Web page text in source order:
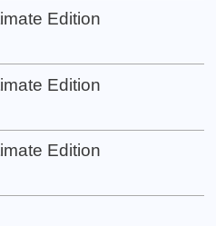
Edition
Edition
Edition